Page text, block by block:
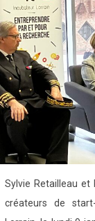
Sylvie Retailleau et
créateurs de